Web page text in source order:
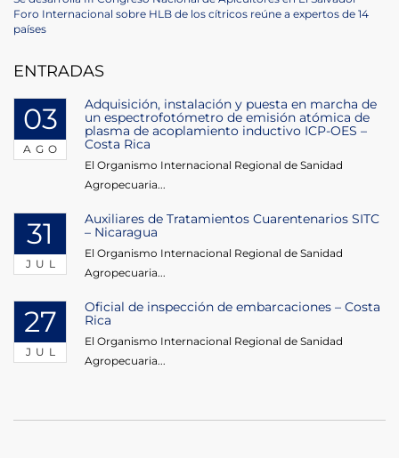
de
entradas
Post
Next
Post
Foro Internacional sobre HLB de los cítricos reúne a expertos de 14
países
ENTRADAS
03
AGO
Adquisición, instalación y puesta en marcha de
un espectrofotómetro de emisión atómica de
plasma de acoplamiento inductivo ICP-OES –
Costa Rica
El Organismo Internacional Regional de Sanidad
Agropecuaria...
31
JUL
Auxiliares de Tratamientos Cuarentenarios SITC
– Nicaragua
El Organismo Internacional Regional de Sanidad
Agropecuaria...
27
JUL
Oficial de inspección de embarcaciones – Costa
Rica
El Organismo Internacional Regional de Sanidad
Agropecuaria...